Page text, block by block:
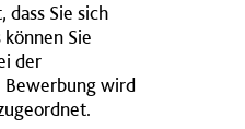
Sie sich
Sie
der
wird